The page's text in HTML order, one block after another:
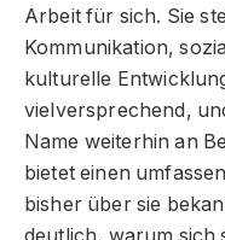
Arbeit für sich. Sie
Kommunikation,
kulturelle
vielversprechend,
Name weiterhin an
bietet einen
bisher über sie